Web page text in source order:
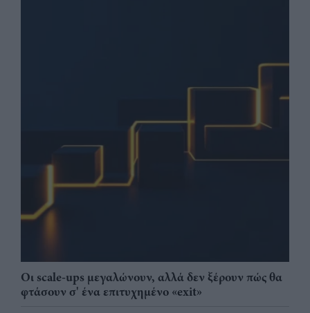
Οι scale-ups μεγαλώνουν, αλλά δεν ξέρουν πώς θα
φτάσουν σ' ένα επιτυχημένο «exit»